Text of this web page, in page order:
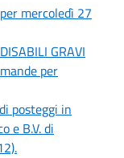
mercoledì 27
GRAVI
per
posteggi in
e B.V. di